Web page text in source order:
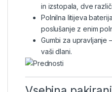
in izstopala, dve
Polnilna litijeva
poslušanje z enim
Gumbi za upravljanje
vaši dlani.